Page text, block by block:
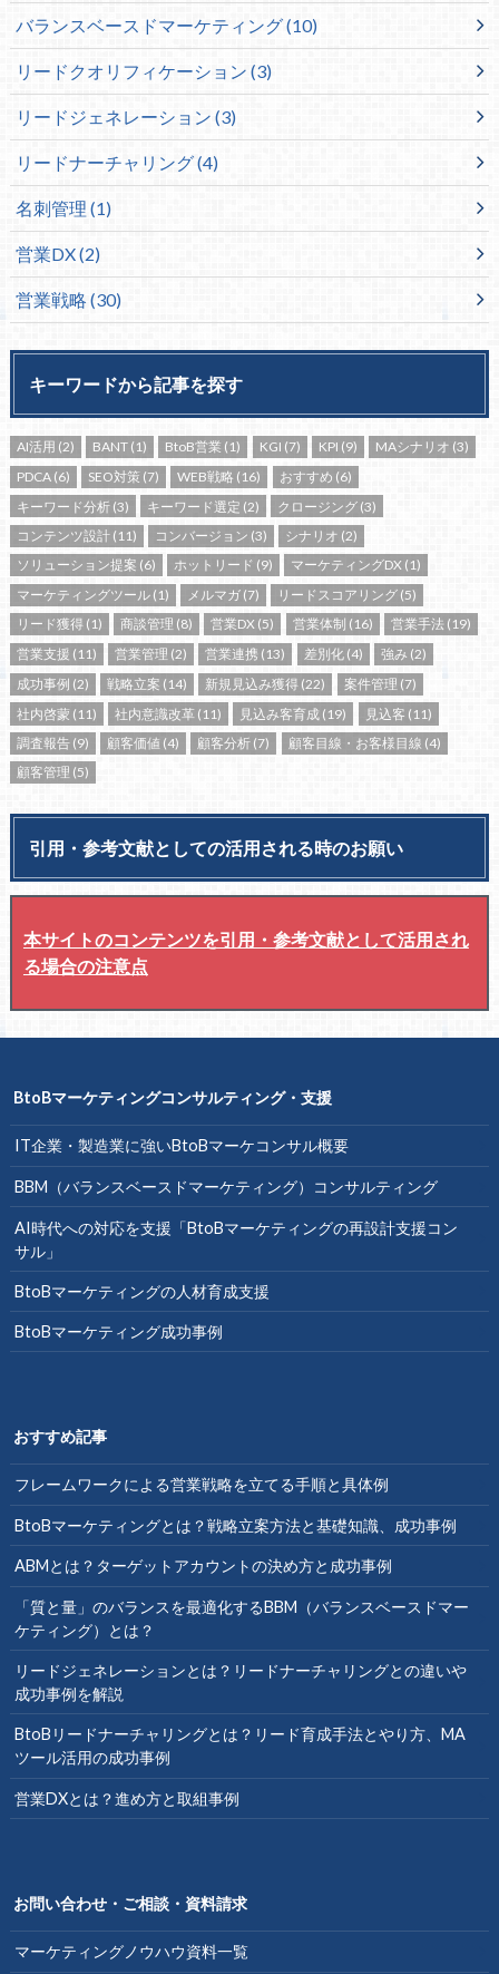
バランスベースドマーケティング(10)
リードクオリフィケーション (3)
リードジェネレーション (3)
リードナーチャリング(4)
名刺管理 (1)
営業DX(2)
営業戦略 (30)
キーワードから記事を探す
AI活用 (2) BANT (1) BtoB営業 (1) KGI (7) KPI (9) MAシナリオ (3)
PDCA(6) SEO対策 (7) WEB戦略 (16) おすすめ (6)
キーワード分析(3) キーワード選定 (2) クロージング (3)
コンテンツ設計(11) コンバージョン (3) シナリオ (2)
ソリューション提案 (6) ホットリード (9) マーケティングDX (1)
マーケティングツール(1) メルマガ (7) リードスコアリング (5)
リード獲得(1) 商談管理 (8) 営業DX (5) 営業体制 (16) 営業手法 (19)
営業支援 (11) 営業管理 (2) 営業連携 (13) 差別化(4) 強み (2)
成功事例 (2) 戦略立案 (14) 新規見込み獲得 (22) 案件管理 (7)
社内啓蒙(11) 社内意識改革 (11) 見込み客育成 (19) 見込客 (11)
調査報告(9) 顧客価値 (4) 顧客分析 (7) 顧客目線・お客様目線 (4)
顧客管理 (5)
引用・参考文献としての活用される時のお願い
本サイトのコンテンツを引用・参考文献として活用され
る場合の注意点
BtoBマーケティングコンサルティング・支援
IT企業・製造業に強いBtoBマーケコンサル概要
BBM（バランスベースドマーケティング）コンサルティング
AI時代への対応を支援「BtoBマーケティングの再設計支援コン
サル」
BtoBマーケティングの人材育成支援
BtoBマーケティング成功事例
おすすめ記事
フレームワークによる営業戦略を立てる手順と具体例
BtoBマーケティングとは？戦略立案方法と基礎知識、成功事例
ABMとは？ターゲットアカウントの決め方と成功事例
「質と量」のバランスを最適化するBBM（バランスベースドマー
ケティング）とは？
リードジェネレーションとは？リードナーチャリングとの違いや
成功事例を解説
BtoBリードナーチャリングとは？リード育成手法とやり方、MA
ツール活用の成功事例
営業DXとは？進め方と取組事例
お問い合わせ・ご相談・資料請求
マーケティングノウハウ資料一覧